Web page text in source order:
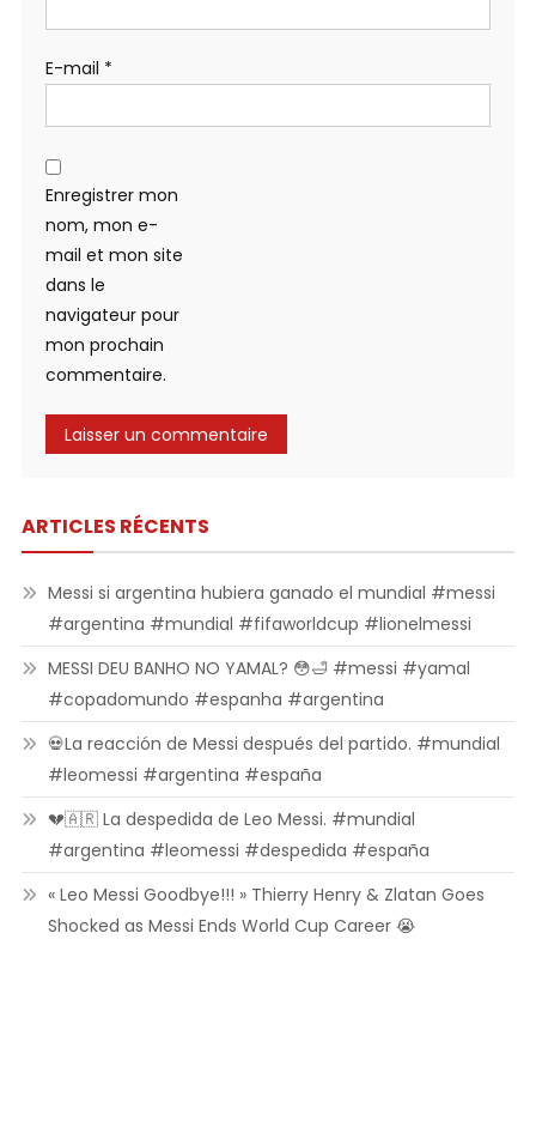
E-mail *
Enregistrer mon
nom, mon e-
mail et mon site
dans le
navigateur pour
mon prochain
commentaire.
ARTICLES RÉCENTS
Messi si argentina hubiera ganado el mundial #messi
#argentina #mundial #fifaworldcup #lionelmessi
MESSI DEU BANHO NO YAMAL? 😳🛁 #messi #yamal
#copadomundo #espanha #argentina
💀La reacción de Messi después del partido. #mundial
#leomessi #argentina #españa
💔🇦🇷 La despedida de Leo Messi. #mundial
#argentina #leomessi #despedida #españa
« Leo Messi Goodbye!!! » Thierry Henry & Zlatan Goes
Shocked as Messi Ends World Cup Career 😭